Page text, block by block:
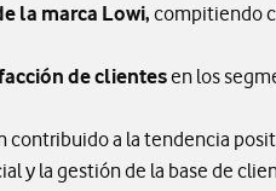
la marca Lowi, compitiendo
de clientesen los
contribuido a la tendencia
y la gestión de la base de